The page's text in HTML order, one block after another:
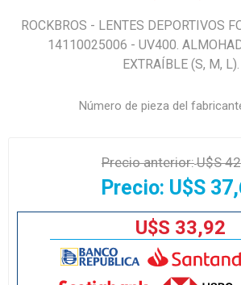
ROCKBROS - LENTES DEPORTIVOS
14110025006 - UV400.
EXTRAÍBLE (S, M, L).
Número de pieza del
Precio anterior:U$S
Precio: U$S
U$S 33,92